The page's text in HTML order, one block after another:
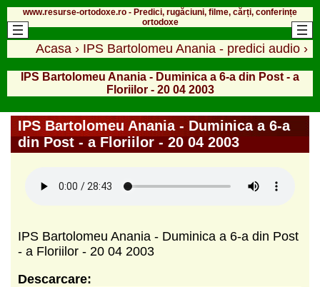
www.resurse-ortodoxe.ro - Predici, rugăciuni, filme, cărți, conferințe
ortodoxe
Acasa › IPS Bartolomeu Anania - predici audio ›
IPS Bartolomeu Anania - Duminica a 6-a din Post - a
Floriilor - 20 04 2003
IPS Bartolomeu Anania - Duminica a 6-a
din Post - a Floriilor - 20 04 2003
IPS Bartolomeu Anania - Duminica a 6-a din Post
- a Floriilor - 20 04 2003
Descarcare: